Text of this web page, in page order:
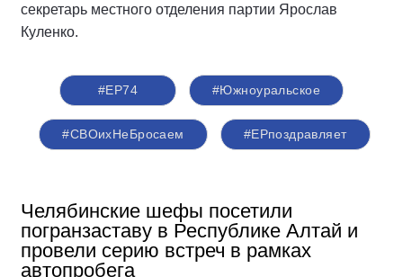
секретарь местного отделения партии Ярослав
Куленко.
#ЕР74 #Южноуральское
#СВОихНеБросаем #ЕРпоздравляет
Челябинские шефы посетили
погранзаставу в Республике Алтай и
провели серию встреч в рамках
автопробега